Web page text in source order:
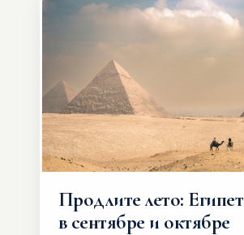
Продлите лето: Египет
в сентябре и октябре